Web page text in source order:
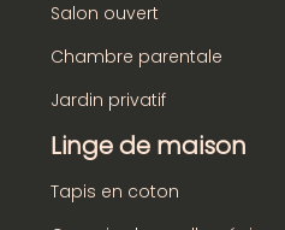
Salon ouvert
Chambre parentale
Jardin privatif
Linge de maison
Tapis en coton